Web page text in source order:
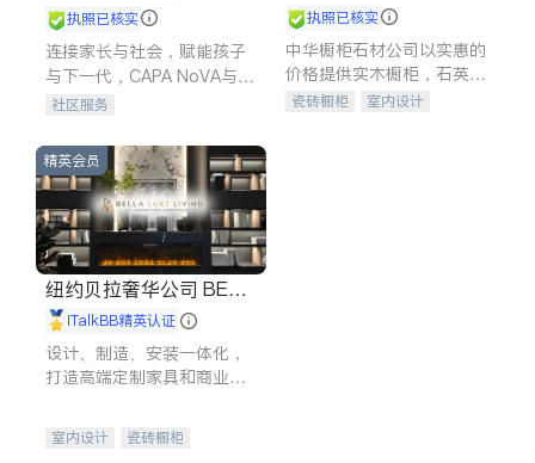
执照已核实
连接家长与社会，赋能孩子
与下一代，CAPA NoVA与您
携手建设包容、公平、充满
社区服务
执照已核实
中华橱柜石材公司以实惠的
价格提供实木橱柜，石英石
台面，多种优质不锈钢水
瓷砖橱柜
室内设计
精英会员
纽约贝拉奢华公司 BELL
A LUXE
iTalkBB精英认证
设计、制造、安装一体化，
打造高端定制家具和商业空
室内设计
瓷砖橱柜